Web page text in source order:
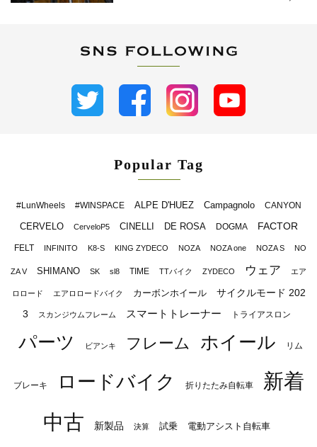
Popular Tag
#LunWheels #WINSPACE ALPE D'HUEZ Campagnolo CANYON
CERVELO CerveloP5 CINELLI DE ROSA DOGMA FACTOR
FELT INFINITO K8-S KING ZYDECO NOZA NOZA one NOZA S NO
ZA V SHIMANO SK sl8 TIME TTバイク ZYDECO ウェア エア
ロロード エアロロードバイク カーボンホイール
サイクルモード 202
3
スカンジウムフレーム スマートトレーナー トライアスロン
パーツ ビアンキ フレーム ホイール リム
ブレーキ ロードバイク 折りたたみ自転車
新着
中古
新製品 決算 試乗 電動アシスト自転車